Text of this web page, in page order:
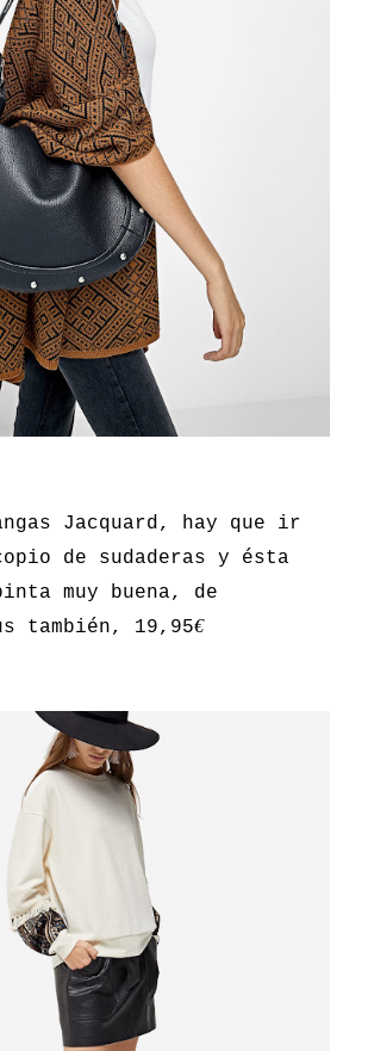
Jacquard, hay que ir
de sudaderas y ésta
muy buena, de
también, 19,95€